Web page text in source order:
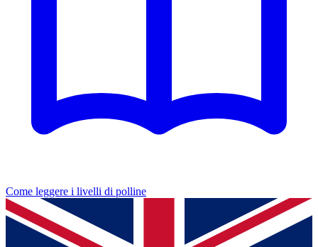
Come leggere i livelli di polline